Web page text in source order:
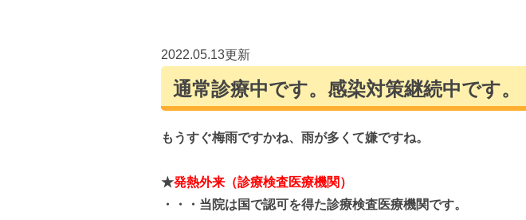
2022.05.13更新
通常診療中です。感染対策継続中です。
もうすぐ梅雨ですかね、雨が多くて嫌ですね。
★発熱外来（診療検査医療機関）
・・・当院は国で認可を得た診療検査医療機関です。